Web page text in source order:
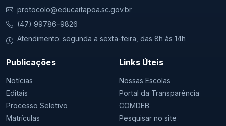
protocolo@educaitapoa.sc.gov.br
(47) 99786-9826
Atendimento: segunda a sexta-feira, das 8h às 14h
Publicações
Notícias
Editais
Processo Seletivo
Matrículas
Links Úteis
Nossas Escolas
Portal da Transparência
COMDEB
Pesquisar no site